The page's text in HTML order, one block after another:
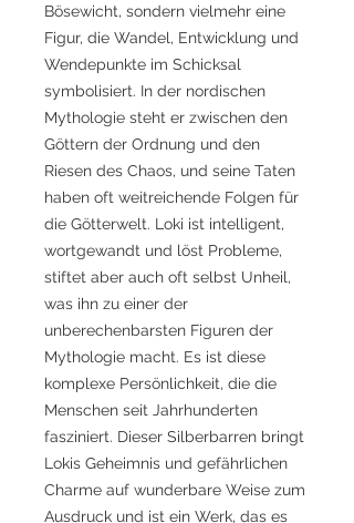
Bösewicht, sondern vielmehr eine
Figur, die Wandel, Entwicklung und
Wendepunkte im Schicksal
symbolisiert. In der nordischen
Mythologie steht er zwischen den
Göttern der Ordnung und den
Riesen des Chaos, und seine Taten
haben oft weitreichende Folgen für
die Götterwelt. Loki ist intelligent,
wortgewandt und löst Probleme,
stiftet aber auch oft selbst Unheil,
was ihn zu einer der
unberechenbarsten Figuren der
Mythologie macht. Es ist diese
komplexe Persönlichkeit, die die
Menschen seit Jahrhunderten
fasziniert. Dieser Silberbarren bringt
Lokis Geheimnis und gefährlichen
Charme auf wunderbare Weise zum
Ausdruck und ist ein Werk, das es